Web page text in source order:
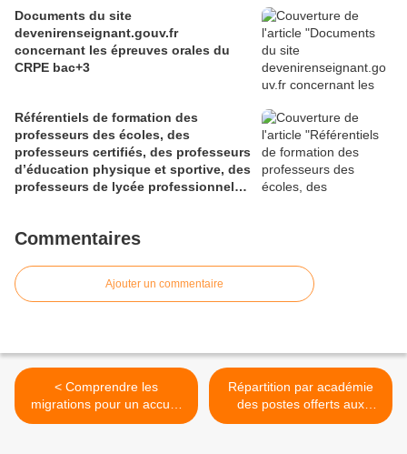
Documents du site
devenirenseignant.gouv.fr
concernant les épreuves orales du
CRPE bac+3
Référentiels de formation des
professeurs des écoles, des
professeurs certifiés, des professeurs
d’éducation physique et sportive, des
professeurs de lycée professionnel
et des conseillers principaux
n° 1 du 28 mai 2026)
Commentaires
Ajouter un commentaire
< Comprendre les
migrations pour un accueil
digne des personnes
Répartition par académie
des postes offerts aux
CRPE au titre de l'année